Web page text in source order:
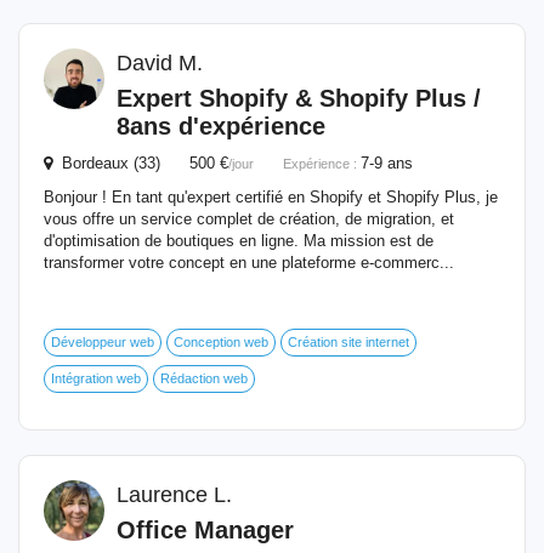
David M.
Expert Shopify & Shopify Plus /
8ans d'expérience
Bordeaux (33) 500 €/jour Expérience : 7-9 ans
Bonjour ! En tant qu'expert certifié en Shopify et Shopify Plus, je
vous offre un service complet de création, de migration, et
d'optimisation de boutiques en ligne. Ma mission est de
transformer votre concept en une plateforme e-commerc...
Développeur web Conception web Création site internet
Intégration web Rédaction web
Laurence L.
Office Manager